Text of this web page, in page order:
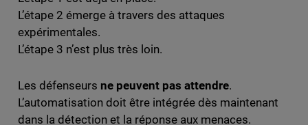
L’étape 2 émerge à travers des attaques
expérimentales.
L’étape 3 n’est plus très loin.
Les défenseurs ne peuvent pas attendre.
L’automatisation doit être intégrée dès maintenant
dans la détection et la réponse aux menaces.